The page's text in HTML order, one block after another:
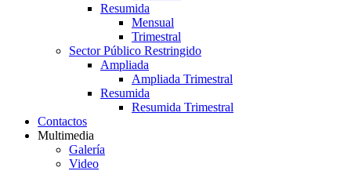
Resumida
Mensual
Trimestral
Sector Público Restringido
Ampliada
Ampliada Trimestral
Resumida
Resumida Trimestral
Contactos
Multimedia
Galería
Video